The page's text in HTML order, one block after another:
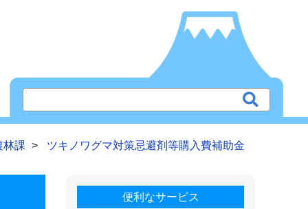
林課 ツキノワグマ対策忌避剤等購入費補助金
便利なサービス